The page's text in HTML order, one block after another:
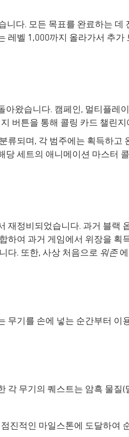
니다. 모든 목표를 완료하는 데
레벨 1,000까지 올라가서 추
아왔습니다. 캠페인, 멀티플레
버튼을 통해 콜링 카드 챌린
류되며, 각 범주에는 획득하
당 세트의 애니메이션 마스터
재정비되었습니다. 과거 블랙
하여 과거 게임에서 위장을
다. 또한, 사상 처음으로 워존
무기를 손에 넣는 순간부터 이
각 무기의 퀘스트는 암흑 물질
진적인 마일스톤에 도달하여